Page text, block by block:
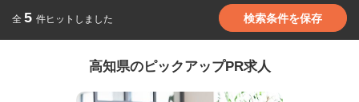
全 5 件ヒットしました 検索条件を保存
高知県のピックアップPR求人